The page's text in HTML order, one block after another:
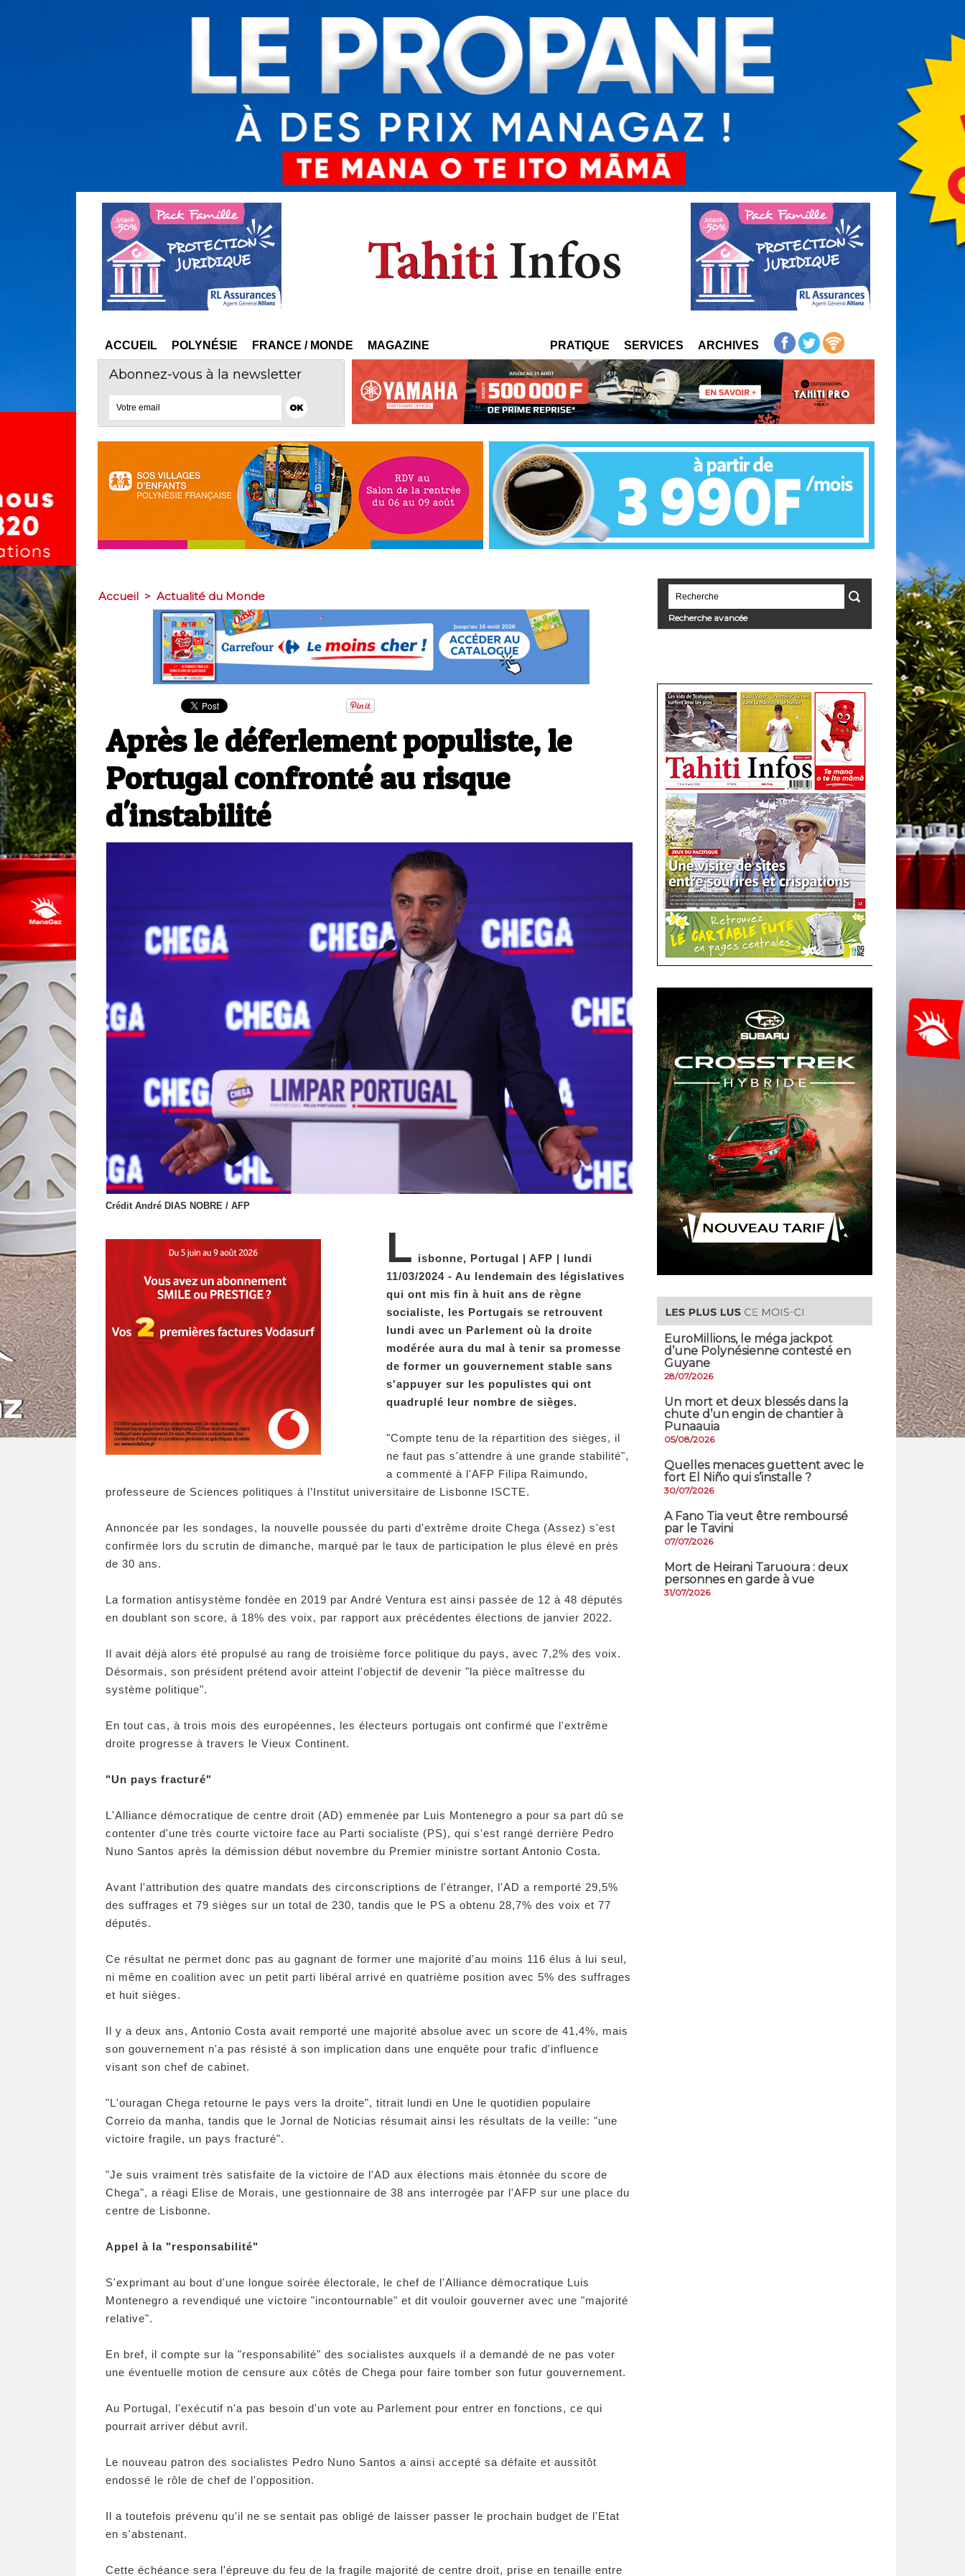
ACCUEIL POLYNÉSIE FRANCE / MONDE MAGAZINE PRATIQUE SERVICES ARCHIVES
Abonnez-vous à la newsletter
Accueil > Actualité du Monde
Après le déferlement populiste, le
Portugal confronté au risque
d'instabilité
Crédit André DIAS NOBRE / AFP
L isbonne, Portugal | AFP | lundi
11/03/2024 - Au lendemain des législatives
qui ont mis fin à huit ans de règne
socialiste, les Portugais se retrouvent
lundi avec un Parlement où la droite
modérée aura du mal à tenir sa promesse
de former un gouvernement stable sans
s'appuyer sur les populistes qui ont
quadruplé leur nombre de sièges.
"Compte tenu de la répartition des sièges, il
ne faut pas s'attendre à une grande stabilité",
a commenté à l'AFP Filipa Raimundo,
professeure de Sciences politiques à l’Institut universitaire de Lisbonne ISCTE.
Annoncée par les sondages, la nouvelle poussée du parti d'extrême droite Chega (Assez) s'est
confirmée lors du scrutin de dimanche, marqué par le taux de participation le plus élevé en près
de 30 ans.
La formation antisystème fondée en 2019 par André Ventura est ainsi passée de 12 à 48 députés
en doublant son score, à 18% des voix, par rapport aux précédentes élections de janvier 2022.
Il avait déjà alors été propulsé au rang de troisième force politique du pays, avec 7,2% des voix.
Désormais, son président prétend avoir atteint l'objectif de devenir "la pièce maîtresse du
système politique".
En tout cas, à trois mois des européennes, les électeurs portugais ont confirmé que l'extrême
droite progresse à travers le Vieux Continent.
"Un pays fracturé"
L'Alliance démocratique de centre droit (AD) emmenée par Luis Montenegro a pour sa part dû se
contenter d'une très courte victoire face au Parti socialiste (PS), qui s'est rangé derrière Pedro
Nuno Santos après la démission début novembre du Premier ministre sortant Antonio Costa.
Avant l'attribution des quatre mandats des circonscriptions de l'étranger, l'AD a remporté 29,5%
des suffrages et 79 sièges sur un total de 230, tandis que le PS a obtenu 28,7% des voix et 77
députés.
Ce résultat ne permet donc pas au gagnant de former une majorité d'au moins 116 élus à lui seul,
ni même en coalition avec un petit parti libéral arrivé en quatrième position avec 5% des suffrages
et huit sièges.
Il y a deux ans, Antonio Costa avait remporté une majorité absolue avec un score de 41,4%, mais
son gouvernement n'a pas résisté à son implication dans une enquête pour trafic d'influence
visant son chef de cabinet.
"L'ouragan Chega retourne le pays vers la droite", titrait lundi en Une le quotidien populaire
Correio da manha, tandis que le Jornal de Noticias résumait ainsi les résultats de la veille: "une
victoire fragile, un pays fracturé".
"Je suis vraiment très satisfaite de la victoire de l'AD aux élections mais étonnée du score de
Chega", a réagi Elise de Morais, une gestionnaire de 38 ans interrogée par l'AFP sur une place du
centre de Lisbonne.
Appel à la "responsabilité"
S'exprimant au bout d'une longue soirée électorale, le chef de l'Alliance démocratique Luis
Montenegro a revendiqué une victoire "incontournable" et dit vouloir gouverner avec une "majorité
relative".
En bref, il compte sur la "responsabilité" des socialistes auxquels il a demandé de ne pas voter
une éventuelle motion de censure aux côtés de Chega pour faire tomber son futur gouvernement.
Au Portugal, l'exécutif n'a pas besoin d'un vote au Parlement pour entrer en fonctions, ce qui
pourrait arriver début avril.
Le nouveau patron des socialistes Pedro Nuno Santos a ainsi accepté sa défaite et aussitôt
endossé le rôle de chef de l'opposition.
Il a toutefois prévenu qu'il ne se sentait pas obligé de laisser passer le prochain budget de l'Etat
en s'abstenant.
Cette échéance sera l'épreuve du feu de la fragile majorité de centre droit, prise en tenaille entre
Recherche avancée
EuroMillions, ​le méga jackpot
d’une Polynésienne contesté en
Guyane
28/07/2026
​Un mort et deux blessés dans la
chute d’un engin de chantier à
Punaauia
05/08/2026
Quelles menaces guettent avec le
fort El Niño qui s’installe ?
30/07/2026
A Fano Tia veut être remboursé
par le Tavini
07/07/2026
Mort de Heirani Taruoura : deux
personnes en garde à vue
31/07/2026